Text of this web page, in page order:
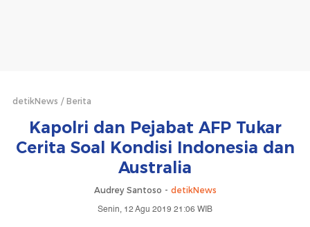
detikNews Berita
Kapolri dan Pejabat AFP Tukar
Cerita Soal Kondisi Indonesia dan
Australia
Audrey Santoso - detikNews
Senin, 12 Agu 2019 21:06 WIB